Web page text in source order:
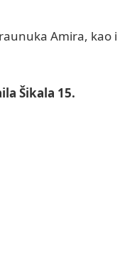
Amira, kao i
Šikala 15.